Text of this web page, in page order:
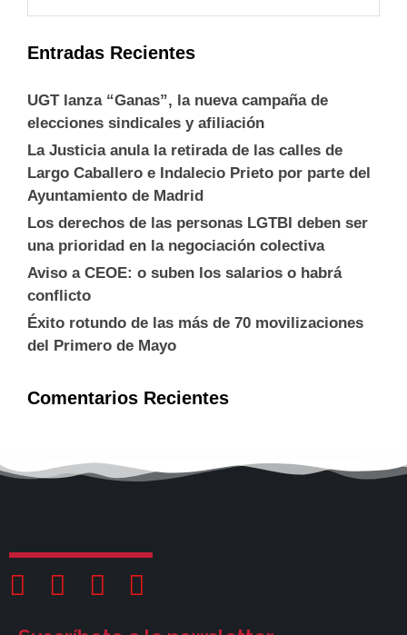
Entradas Recientes
UGT lanza “Ganas”, la nueva campaña de
elecciones sindicales y afiliación
La Justicia anula la retirada de las calles de
Largo Caballero e Indalecio Prieto por parte del
Ayuntamiento de Madrid
Los derechos de las personas LGTBI deben ser
una prioridad en la negociación colectiva
Aviso a CEOE: o suben los salarios o habrá
conflicto
Éxito rotundo de las más de 70 movilizaciones
del Primero de Mayo
Comentarios Recientes